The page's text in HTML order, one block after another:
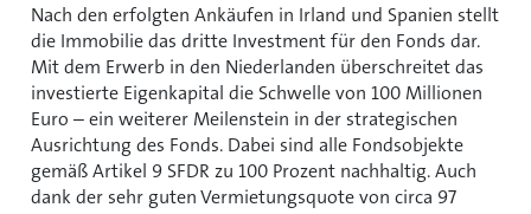
Nach den erfolgten Ankäufen in Irland und Spanien stellt
die Immobilie das dritte Investment für den Fonds dar.
Mit dem Erwerb in den Niederlanden überschreitet das
investierte Eigenkapital die Schwelle von 100 Millionen
Euro – ein weiterer Meilenstein in der strategischen
Ausrichtung des Fonds. Dabei sind alle Fondsobjekte
gemäß Artikel 9 SFDR zu 100 Prozent nachhaltig. Auch
dank der sehr guten Vermietungsquote von circa 97